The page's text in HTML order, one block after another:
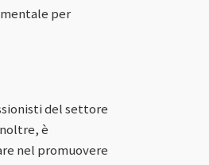
per
del settore
è
nel promuovere